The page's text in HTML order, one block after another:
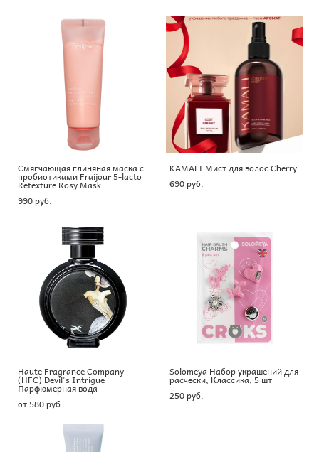
Смягчающая глиняная маска с
пробиотиками Fraijour 5-lacto
Retexture Rosy Mask
990 pуб.
KAMALI Мист для волос Cherry
690 pуб.
Haute Fragrance Company
(HFC) Devil's Intrigue
Парфюмерная вода
от 580 pуб.
Solomeya Набор украшений для
расчески, Классика, 5 шт
250 pуб.